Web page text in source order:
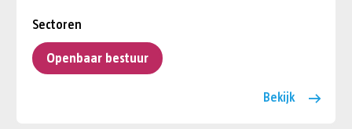
Sectoren
Openbaar bestuur
Bekijk